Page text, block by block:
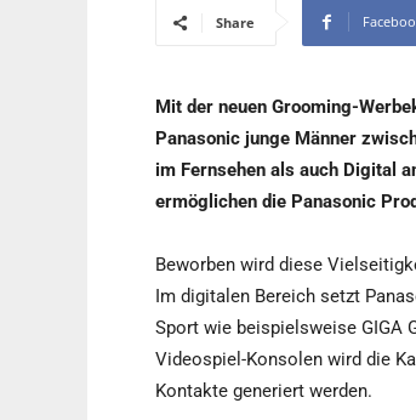
Share
Mit der neuen Grooming-
Panasonic junge Männer
im Fernsehen als auch Digital
ermöglichen die Panasonic
Beworben wird diese
Im digitalen Bereich setzt
Sport wie beispielsweise GIGA
Videospiel-Konsolen wird die
Kontakte generiert werden.